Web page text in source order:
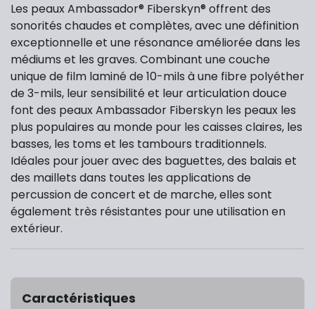
Les peaux Ambassador® Fiberskyn® offrent des
sonorités chaudes et complètes, avec une définition
exceptionnelle et une résonance améliorée dans les
médiums et les graves. Combinant une couche
unique de film laminé de 10-mils à une fibre polyéther
de 3-mils, leur sensibilité et leur articulation douce
font des peaux Ambassador Fiberskyn les peaux les
plus populaires au monde pour les caisses claires, les
basses, les toms et les tambours traditionnels.
Idéales pour jouer avec des baguettes, des balais et
des maillets dans toutes les applications de
percussion de concert et de marche, elles sont
également très résistantes pour une utilisation en
extérieur.
Caractéristiques